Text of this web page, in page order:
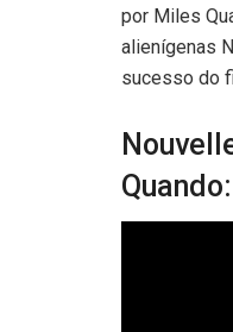
por Miles
alienígenas
sucesso do